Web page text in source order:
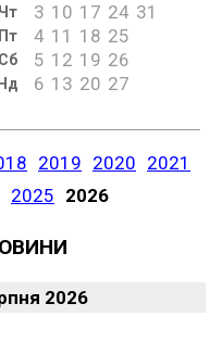
Чт 3 10 17 24 31
Пт 4 11 18 25
Сб 5 12 19 26
Нд 6 13 20 27
2019 2020 2021
2025 2026
2026